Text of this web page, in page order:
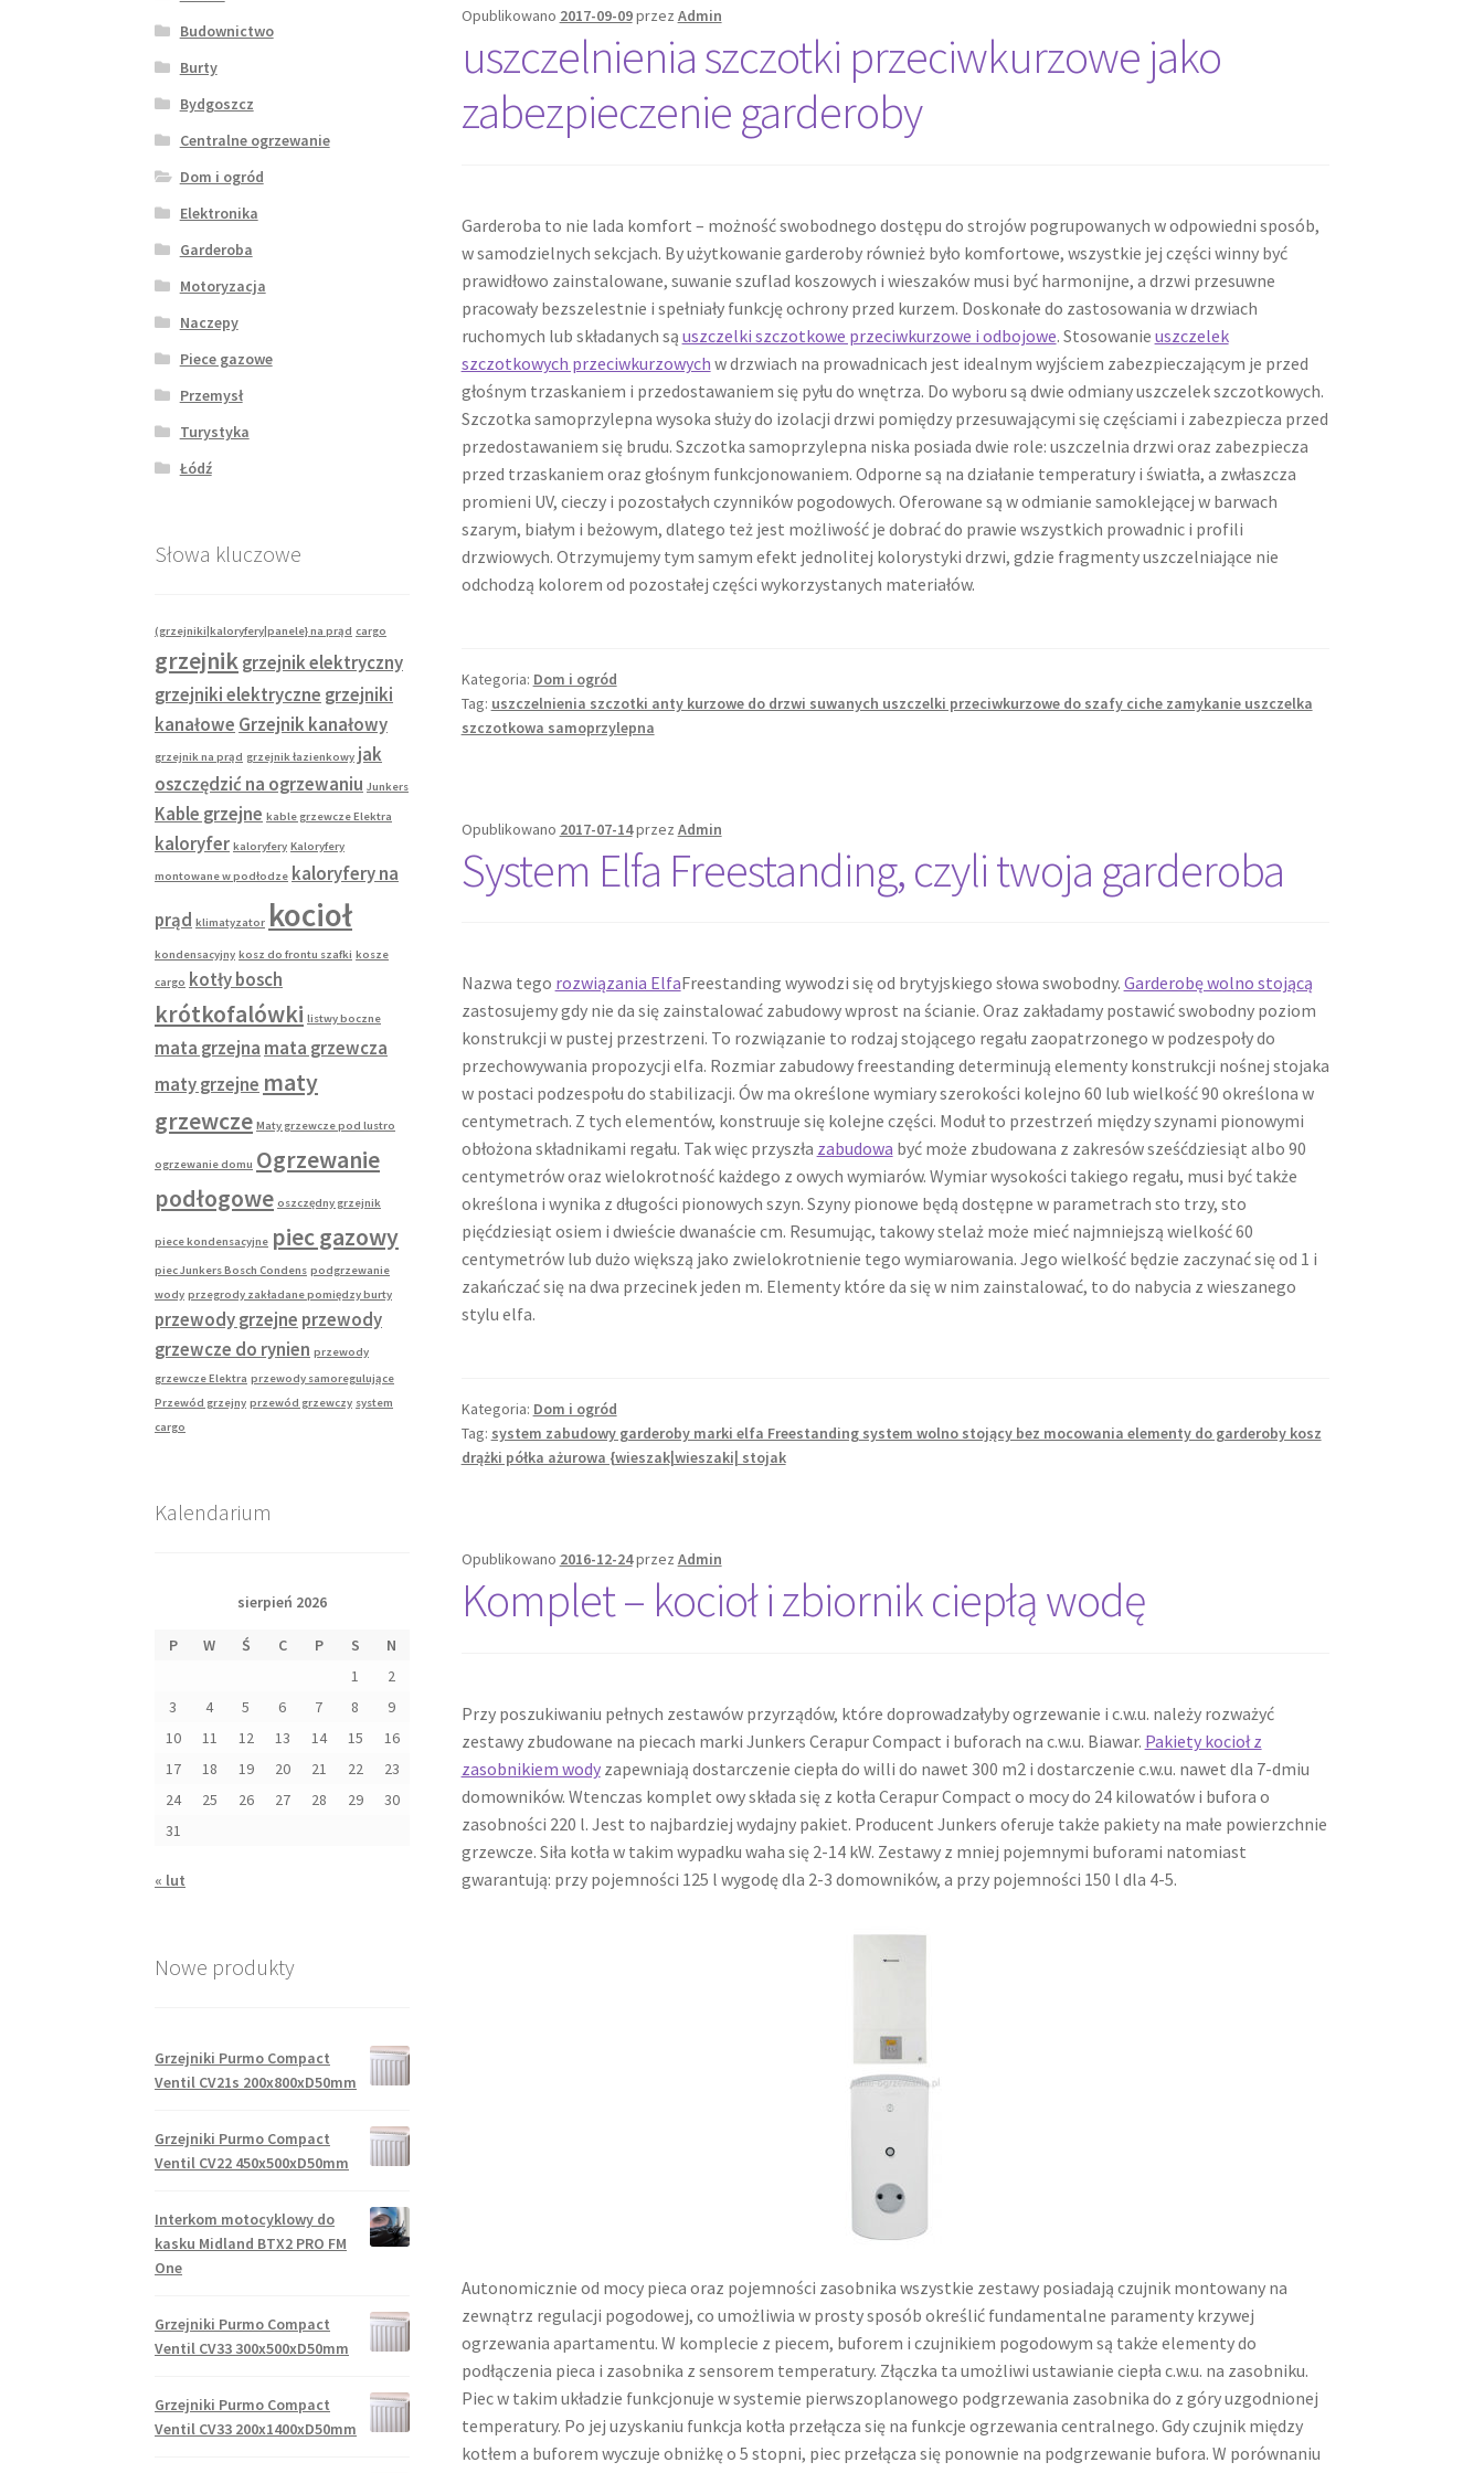
Opublikowano 2017-09-09przez Admin
uszczelnienia szczotki przeciwkurzowe jako
zabezpieczenie garderoby
Garderoba to nie lada komfort – możność swobodnego dostępu do strojów pogrupowanych w odpowiedni sposób,
w samodzielnych sekcjach. By użytkowanie garderoby również było komfortowe, wszystkie jej części winny być
prawidłowo zainstalowane, suwanie szuflad koszowych i wieszaków musi być harmonijne, a drzwi przesuwne
pracowały bezszelestnie i spełniały funkcję ochrony przed kurzem. Doskonałe do zastosowania w drzwiach
ruchomych lub składanych są uszczelki szczotkowe przeciwkurzowe i odbojowe. Stosowanie uszczelek
szczotkowych przeciwkurzowych w drzwiach na prowadnicach jest idealnym wyjściem zabezpieczającym je przed
głośnym trzaskaniem i przedostawaniem się pyłu do wnętrza. Do wyboru są dwie odmiany uszczelek szczotkowych.
Szczotka samoprzylepna wysoka służy do izolacji drzwi pomiędzy przesuwającymi się częściami i zabezpiecza przed
przedostawaniem się brudu. Szczotka samoprzylepna niska posiada dwie role: uszczelnia drzwi oraz zabezpiecza
przed trzaskaniem oraz głośnym funkcjonowaniem. Odporne są na działanie temperatury i światła, a zwłaszcza
promieni UV, cieczy i pozostałych czynników pogodowych. Oferowane są w odmianie samoklejącej w barwach
szarym, białym i beżowym, dlatego też jest możliwość je dobrać do prawie wszystkich prowadnic i profili
drzwiowych. Otrzymujemy tym samym efekt jednolitej kolorystyki drzwi, gdzie fragmenty uszczelniające nie
odchodzą kolorem od pozostałej części wykorzystanych materiałów.
Kategoria: Dom i ogród
Tag: uszczelnienia szczotki anty kurzowe do drzwi suwanych uszczelki przeciwkurzowe do szafy ciche zamykanie uszczelka
szczotkowa samoprzylepna
Opublikowano 2017-07-14przez Admin
System Elfa Freestanding, czyli twoja garderoba
Nazwa tego rozwiązania ElfaFreestanding wywodzi się od brytyjskiego słowa swobodny. Garderobę wolno stojącą
zastosujemy gdy nie da się zainstalować zabudowy wprost na ścianie. Oraz zakładamy postawić swobodny poziom
konstrukcji w pustej przestrzeni. To rozwiązanie to rodzaj stojącego regału zaopatrzonego w podzespoły do
przechowywania propozycji elfa. Rozmiar zabudowy freestanding determinują elementy konstrukcji nośnej stojaka
w postaci podzespołu do stabilizacji. Ów ma określone wymiary szerokości kolejno 60 lub wielkość 90 określona w
centymetrach. Z tych elementów, konstruuje się kolejne części. Moduł to przestrzeń między szynami pionowymi
obłożona składnikami regału. Tak więc przyszła zabudowa być może zbudowana z zakresów sześćdziesiąt albo 90
centymetrów oraz wielokrotność każdego z owych wymiarów. Wymiar wysokości takiego regału, musi być także
określona i wynika z długości pionowych szyn. Szyny pionowe będą dostępne w parametrach sto trzy, sto
pięćdziesiąt osiem i dwieście dwanaście cm. Resumując, takowy stelaż może mieć najmniejszą wielkość 60
centymetrów lub dużo większą jako zwielokrotnienie tego wymiarowania. Jego wielkość będzie zaczynać się od 1 i
zakańczać się na dwa przecinek jeden m. Elementy które da się w nim zainstalować, to do nabycia z wieszanego
stylu elfa.
Kategoria: Dom i ogród
Tag: system zabudowy garderoby marki elfa Freestanding system wolno stojący bez mocowania elementy do garderoby kosz
drążki półka ażurowa {wieszak|wieszaki| stojak
Opublikowano 2016-12-24przez Admin
Komplet – kocioł i zbiornik ciepłą wodę
Przy poszukiwaniu pełnych zestawów przyrządów, które doprowadzałyby ogrzewanie i c.w.u. należy rozważyć
zestawy zbudowane na piecach marki Junkers Cerapur Compact i buforach na c.w.u. Biawar. Pakiety kocioł z
zasobnikiem wodyzapewniają dostarczenie ciepła do willi do nawet 300 m2 i dostarczenie c.w.u. nawet dla 7-dmiu
domowników. Wtenczas komplet owy składa się z kotła Cerapur Compact o mocy do 24 kilowatów i bufora o
zasobności 220 l. Jest to najbardziej wydajny pakiet. Producent Junkers oferuje także pakiety na małe powierzchnie
grzewcze. Siła kotła w takim wypadku waha się 2-14 kW. Zestawy z mniej pojemnymi buforami natomiast
gwarantują: przy pojemności 125 l wygodę dla 2-3 domowników, a przy pojemności 150 l dla 4-5.
Autonomicznie od mocy pieca oraz pojemności zasobnika wszystkie zestawy posiadają czujnik montowany na
zewnątrz regulacji pogodowej, co umożliwia w prosty sposób określić fundamentalne paramenty krzywej
ogrzewania apartamentu. W komplecie z piecem, buforem i czujnikiem pogodowym są także elementy do
podłączenia pieca i zasobnika z sensorem temperatury. Złączka ta umożliwi ustawianie ciepła c.w.u. na zasobniku.
Piec w takim układzie funkcjonuje w systemie pierwszoplanowego podgrzewania zasobnika do z góry uzgodnionej
temperatury. Po jej uzyskaniu funkcja kotła przełącza się na funkcje ogrzewania centralnego. Gdy czujnik między
kotłem a buforem wyczuje obniżkę o 5 stopni, piec przełącza się ponownie na podgrzewanie bufora. W porównaniu
Budownictwo
Burty
Bydgoszcz
Centralne ogrzewanie
Dom i ogród
Elektronika
Garderoba
Motoryzacja
Naczepy
Piece gazowe
Przemysł
Turystyka
Łódź
Słowa kluczowe
(grzejniki|kaloryfery|panele} na prąd cargo
grzejnikgrzejnik elektryczny
grzejniki elektryczne grzejniki
kanałowe Grzejnik kanałowy
grzejnik na prąd grzejnik łazienkowy jak
oszczędzić na ogrzewaniu Junkers
Kable grzejne kable grzewcze Elektra
kaloryfer kaloryfery Kaloryfery
montowane w podłodze kaloryfery na
prąd klimatyzator kocioł
kondensacyjny kosz do frontu szafki kosze
cargo kotły bosch
krótkofalówki listwy boczne
mata grzejna mata grzewcza
maty grzejne maty
grzewcze Maty grzewcze pod lustro
ogrzewanie domu Ogrzewanie
podłogowe oszczędny grzejnik
piece kondensacyjne piec gazowy
piec Junkers Bosch Condens podgrzewanie
wody przegrody zakładane pomiędzy burty
przewody grzejne przewody
grzewcze do rynien przewody
grzewcze Elektra przewody samoregulujące
Przewód grzejny przewód grzewczy system
cargo
Kalendarium
sierpień 2026
P W Ś C P S
N
1
2
3
4 5 6 7 8
9
10
11 12 13 14 15
16
17
18 19 20 21 22
23
24
25 26 27 28 29
30
31
« lut
Nowe produkty
Grzejniki Purmo Compact
Ventil CV21s 200x800xD50mm
Grzejniki Purmo Compact
Ventil CV22 450x500xD50mm
Interkom motocyklowy do
kasku Midland BTX2 PRO FM
One
Grzejniki Purmo Compact
Ventil CV33 300x500xD50mm
Grzejniki Purmo Compact
Ventil CV33 200x1400xD50mm